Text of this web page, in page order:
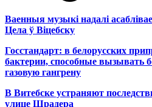
Ваенныя музыкі надалі
Цела ў Віцебску
Госстандарт: в белорусских
бактерии, способные вызывать
газовую гангрену
В Витебске устраняют
улице Шрадера